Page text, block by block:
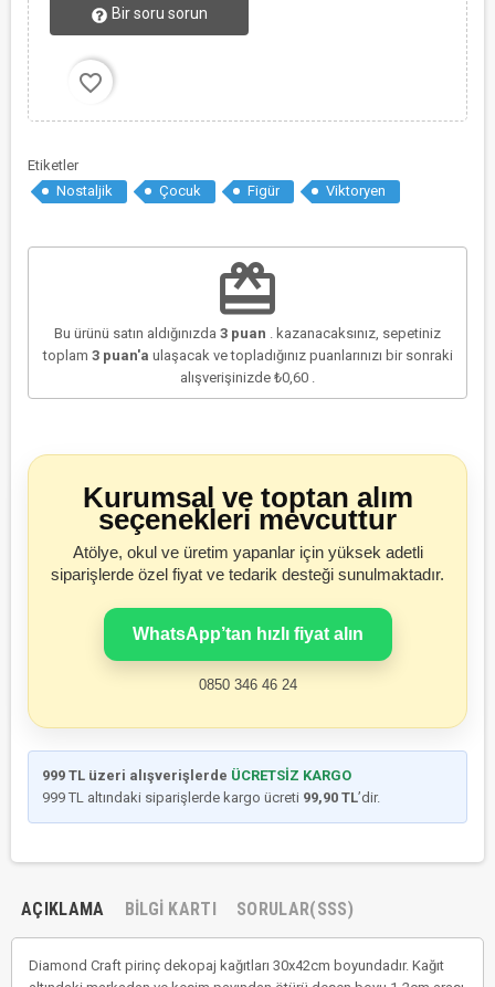
Bir soru sorun
favorite_border
Etiketler
Nostaljik
Çocuk Figür Viktoryen
redeem
Bu ürünü satın aldığınızda 3 puan . kazanacaksınız, sepetiniz
toplam 3puan'a ulaşacak ve topladığınız puanlarınızı bir sonraki
alışverişinizde ₺0,60
Kurumsal ve toptan alım
seçenekleri mevcuttur
Atölye, okul ve üretim yapanlar için yüksek adetli
siparişlerde özel fiyat ve tedarik desteği sunulmaktadır.
WhatsApp’tan hızlı fiyat alın
0850 346 46 24
999 TL üzeri alışverişlerde ÜCRETSİZ KARGO
999 TL altındaki siparişlerde kargo ücreti 99,90 TL’dir.
AÇIKLAMA BILGI KARTI SORULAR(SSS)
Diamond Craft pirinç dekopaj kağıtları 30x42cm boyundadır. Kağıt